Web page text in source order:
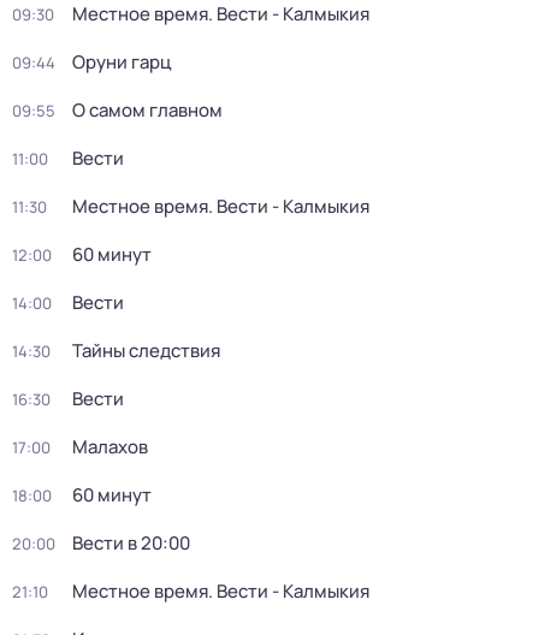
09:30 Местное время. Вести - Калмыкия
09:44 Оруни гарц
09:55 О самом главном
11:00 Вести
11:30 Местное время. Вести - Калмыкия
12:00 60 минут
14:00 Вести
14:30 Тайны следствия
16:30 Вести
17:00 Малахов
18:00 60 минут
20:00 Вести в 20:00
21:10 Местное время. Вести - Калмыкия